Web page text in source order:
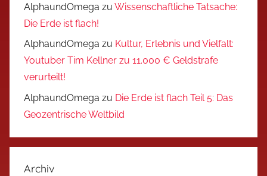
AlphaundOmega zu Wissenschaftliche Tatsache:
Die Erde ist flach!
AlphaundOmega zu Kultur, Erlebnis und Vielfalt:
Youtuber Tim Kellner zu 11.000 € Geldstrafe
verurteilt!
AlphaundOmega zu Die Erde ist flach Teil 5: Das
Geozentrische Weltbild
Archiv